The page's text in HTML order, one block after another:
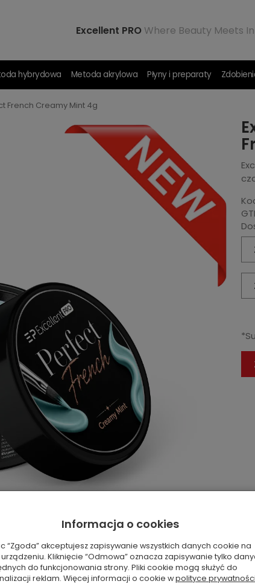
Excellent PRO Where Beauty Meets
hybrydowa Metoda akrylowa Płyny i preparaty
French Creamy Mint 4g
Informacja o cookies
“Zgoda” akceptujesz zapisywanie wszystkich danych cookie na
Kliknięcie “Odmowa” oznacza zapisywanie tylko
do funkcjonowania strony. Pliki cookie mogą służyć do
reklam. Więcej informacji o cookie wpolityce prywatności